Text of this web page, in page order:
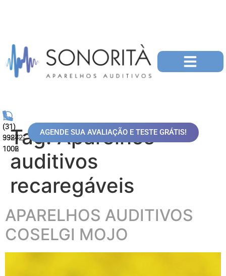
(31)
99872-
1006
(31)
3324-
1002
AGENDE SUA AVALIAÇÃO E TESTE GRÁTIS!
Tag:Aparelhos
auditivos
recaregáveis
APARELHOS AUDITIVOS
COSELGI MOJO